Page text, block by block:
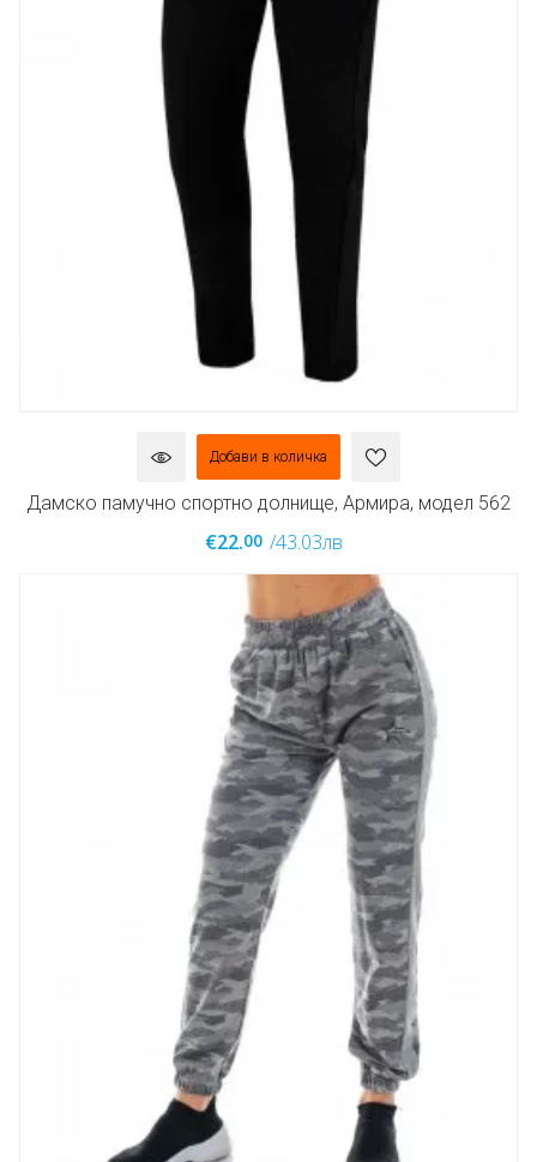
Добави в количка
Дамско памучно спортно долнище, Армира, модел 562
€22.00 /43.03лв